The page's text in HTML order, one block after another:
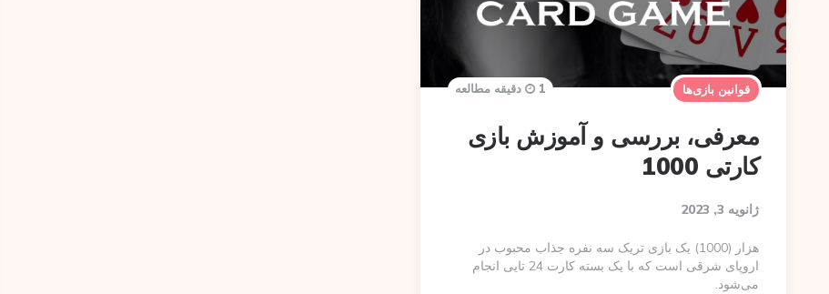
قوانین بازی‌ها
معرفی، بررسی و آموزش بازی
کارتی 1000
ژانویه 3, 2023
1 دقیقه مطالعه
هزار (1000) یک بازی تریک سه نفره جذاب محبوب در
اروپای شرقی است که با یک بسته کارت 24 تایی انجام
می‌شود.